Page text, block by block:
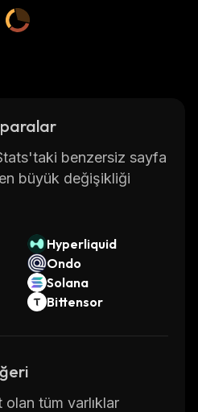
benzersiz sayfa
büyük değişikliği
Hyperliquid
Ondo
Solana
Bittensor
tüm varlıklar